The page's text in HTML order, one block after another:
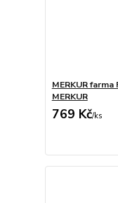
MERKUR
MERKUR
769 Kč/ks